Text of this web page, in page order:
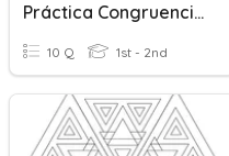
Práctica Congruencia De Triángulos - 4to CM
10 Q 1st - 2nd